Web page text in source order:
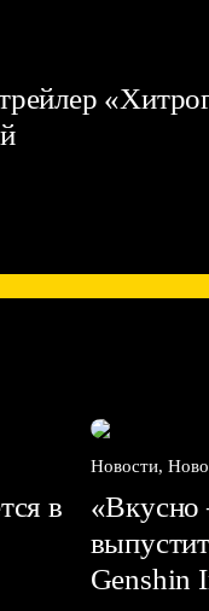
в
Новости,
Genshin